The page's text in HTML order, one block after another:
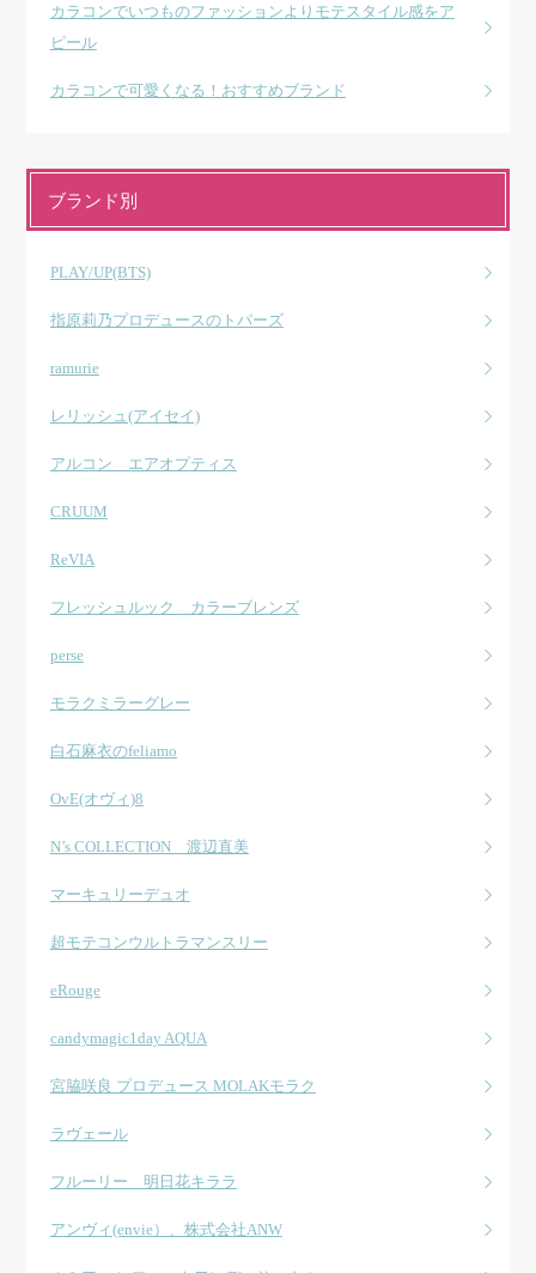
カラコンでいつものファッションよりモテスタイル感をア
ピール
カラコンで可愛くなる！おすすめブランド
ブランド別
PLAY/UP(BTS)
指原莉乃プロデュースのトパーズ
ramurie
レリッシュ(アイセイ)
アルコン エアオプティス
CRUUM
ReVIA
フレッシュルック カラーブレンズ
perse
モラクミラーグレー
白石麻衣のfeliamo
OvE(オヴィ)8
N’s COLLECTION 渡辺直美
マーキュリーデュオ
超モテコンウルトラマンスリー
eRouge
candymagic1day AQUA
宮脇咲良 プロデュース MOLAKモラク
ラヴェール
フルーリー 明日花キララ
アンヴィ(envie）、株式会社ANW